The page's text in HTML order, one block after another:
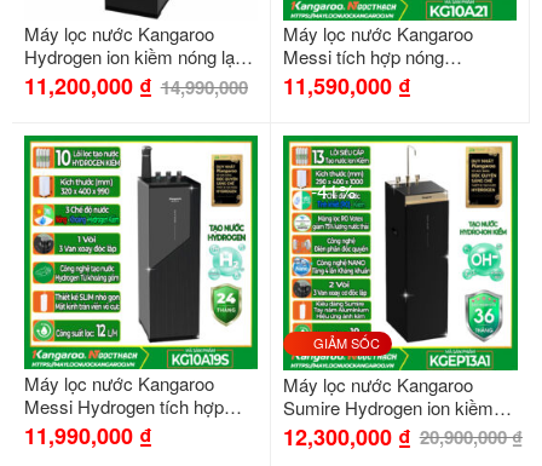
Máy lọc nước Kangaroo
Hydrogen ion kiềm nóng lạnh
KGHC11A4
11,200,000 ₫ 14,990,000
Máy lọc nước Kangaroo
Messi tích hợp nóng
KG10A21
11,590,000 ₫
Máy lọc nước Kangaroo
Messi Hydrogen tích hợp
nóng KG10A19S
11,990,000 ₫
-41%
Máy lọc nước Kangaroo
Sumire Hydrogen ion kiềm
KGEP13A1
GIẢM SỐC
12,300,000 ₫ 20,900,000₫